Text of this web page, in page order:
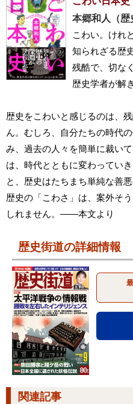
本郷和人（歴
こわい。けれ
知られざる歴
残酷で、切な
歴史学者が解
歴史をこわいと感じるのは、
ん。むしろ、自分たちの時代
み、過去の人々を簡単に裁い
は、時代とともに変わってい
と、歴史はたちまち単純な善
歴史の「こわさ」は、案外そ
しれません。――本文より
歴史街道の詳細情報
関連記事